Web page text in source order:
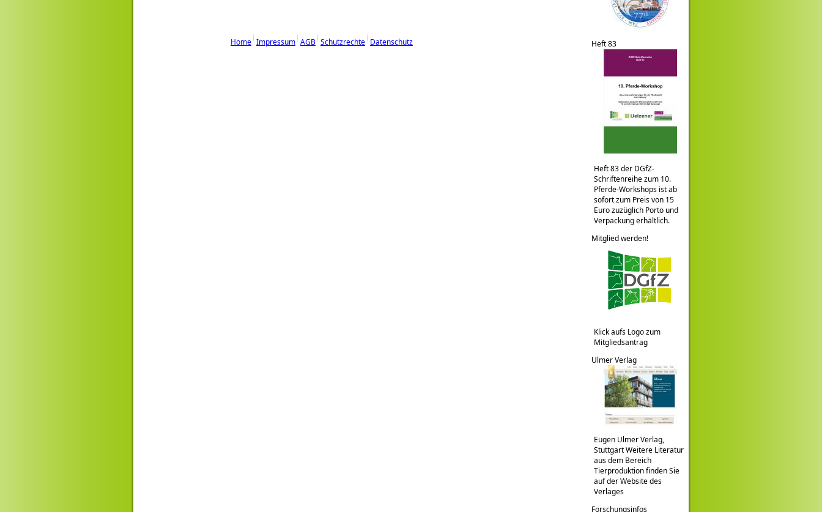
Home Impressum AGB Schutzrechte Datenschutz Heft 83
Heft 83 der DGfZ-
Schriftenreihe zum 10.
Pferde-Workshops ist ab
sofort zum Preis von 15
Euro zuzüglich Porto und
Verpackung erhältlich.
Mitglied werden!
Klick aufs Logo zum
Mitgliedsantrag
Ulmer Verlag
Eugen Ulmer Verlag,
Stuttgart Weitere Literatur
aus dem Bereich
Tierproduktion finden Sie
auf der Website des
Verlages
Forschungsinfos